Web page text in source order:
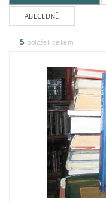
ABECEDNĚ
5 položek celkem